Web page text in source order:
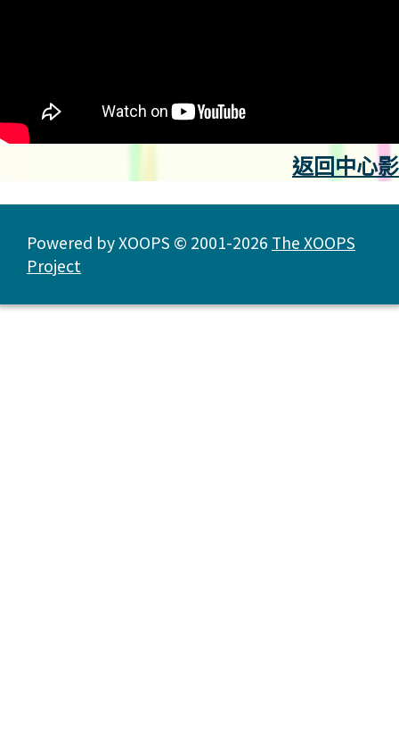
返回中心
Powered by XOOPS © 2001-2026 The XOOPS
Project